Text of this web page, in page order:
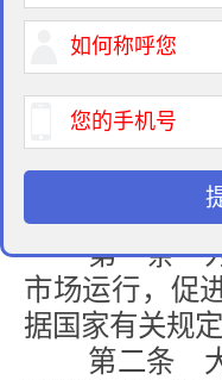
免费法律咨
第一章
第一条 为了
市场运行，促
据国家有关规
第二条 大